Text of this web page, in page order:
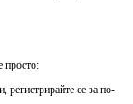
просто:
регистрирайте се за по-